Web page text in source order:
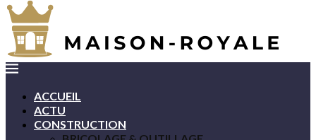
ACCUEIL
ACTU
CONSTRUCTION